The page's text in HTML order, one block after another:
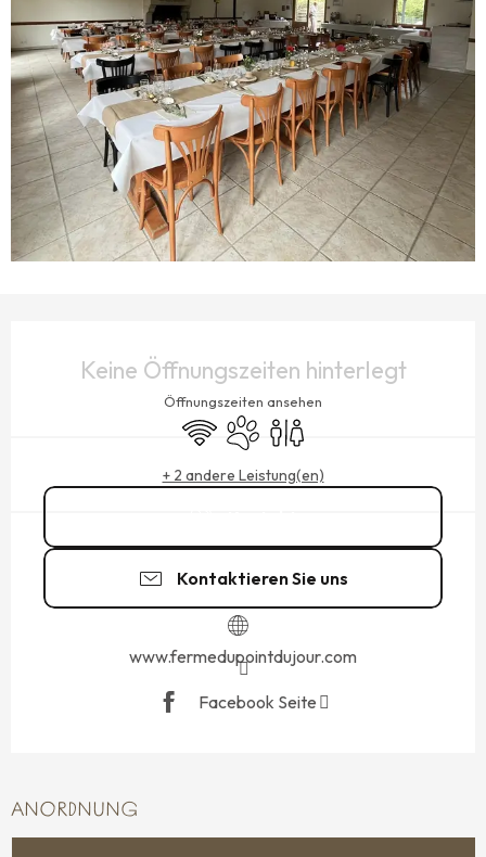
Keine Öffnungszeiten hinterlegt
Öffnungszeiten ansehen
Wi-Fi Tiere erlaubt
Toiletten
+ 2 andere Leistung(en)
Kontaktieren Sie uns
www.fermedupointdujour.com
Facebook Seite
ANORDNUNG